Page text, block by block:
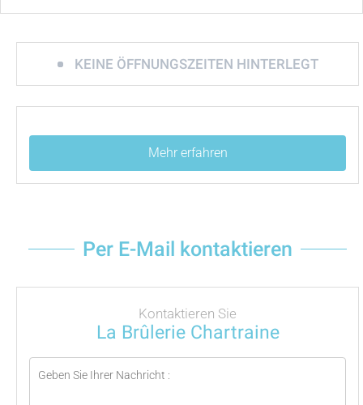
KEINE ÖFFNUNGSZEITEN HINTERLEGT
Mehr erfahren
Per E-Mail kontaktieren
Kontaktieren Sie
La Brûlerie Chartraine